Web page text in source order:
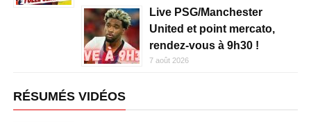
Live PSG/Manchester
United et point mercato,
rendez-vous à 9h30 !
7 août 2026
RÉSUMÉS VIDÉOS